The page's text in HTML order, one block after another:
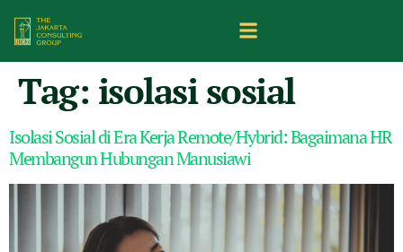
Tag: isolasi sosial
Isolasi Sosial di Era Kerja Remote/Hybrid: Bagaimana HR
Membangun Hubungan Manusiawi